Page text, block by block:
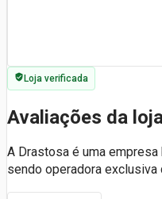
Loja verificada
Avaliações da
A Drastosa é uma
sendo operadora